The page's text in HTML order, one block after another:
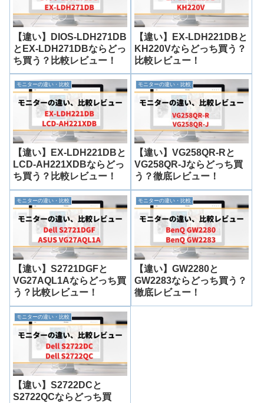
【違い】DIOS-LDH271DB
とEX-LDH271DBならどっ
ち買う？比較レビュー！
【違い】EX-LDH221DBと
KH220Vならどっち買う？
比較レビュー！
モニターの違い・比較
【違い】EX-LDH221DBと
LCD-AH221XDBならどっ
ち買う？比較レビュー！
モニターの違い・比較
【違い】VG258QR-Rと
VG258QR-Jならどっち買
う？徹底レビュー！
モニターの違い・比較
【違い】S2721DGFと
VG27AQL1Aならどっち買
う？比較レビュー！
モニターの違い・比較
【違い】GW2280と
GW2283ならどっち買う？
徹底レビュー！
モニターの違い・比較
【違い】S2722DCと
S2722QCならどっち買